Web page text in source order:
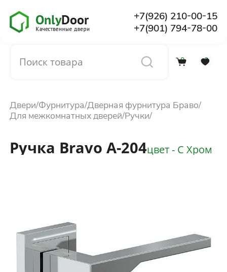
+7(926) 210-00-15
+7(901) 794-78-00
0 0
О компании
Установка
Акции
Двери Фурнитура Дверная фурнитура Браво
Для межкомнатных дверей Ручки
Ручка Bravo A-204цвет - C Хром